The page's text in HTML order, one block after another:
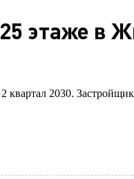
этаже в
квартал 2030.